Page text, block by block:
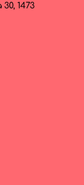
1473